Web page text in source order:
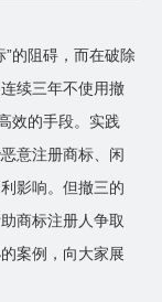
的阻碍，而在破除
续三年不使用撤
效的手段。实践
意注册商标、闲
影响。但撤三的
商标注册人争取
案例，向大家展